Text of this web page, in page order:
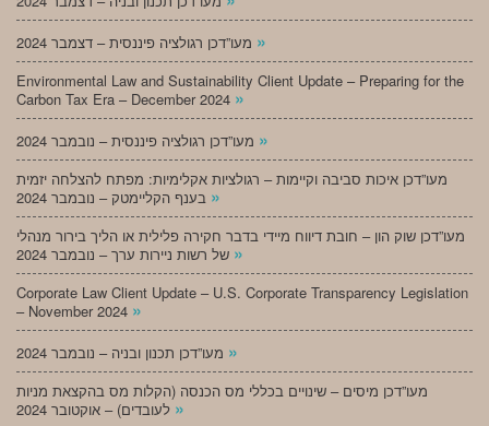
»
Environmental Law and Sustainability Client Update – Preparing for the
Carbon Tax Era – December 2024 »
»
מעו”דכן איכות סביבה וקיימות – רגולציות אקלימיות: מפתח להצלחה יזמית
»
מעו”דכן שוק הון – חובת דיווח מיידי בדבר חקירה פלילית או הליך בירור מנהלי
»
Corporate Law Client Update – U.S. Corporate Transparency Legislation
– November 2024 »
»
מעו”דכן מיסים – שינויים בכללי מס הכנסה (הקלות מס בהקצאת מניות
»